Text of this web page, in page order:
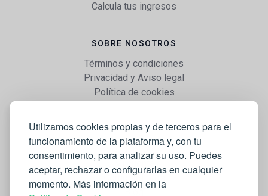
Utilizamos cookies propias y de terceros para el
funcionamiento de la plataforma y, con tu
consentimiento, para analizar su uso. Puedes
aceptar, rechazar o configurarlas en cualquier
momento. Más información en la
Calcula tus ingresos
SOBRE NOSOTROS
Términos y condiciones
Privacidad y Aviso legal
Política de cookies
WEB
Vender libros
Mi cuenta
Comprar libros